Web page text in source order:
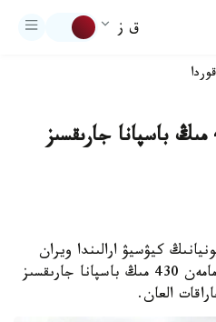
ق ز
جاپونيادا تايفۋننان 430 مىڭ باسپانا جارىقسىز
كيۋسيۋ ارالىندا ويران
سالعان حايشەن تايفۋنىنان شامامەن 430 مىڭ باسپانا جارىقسىز
العان.